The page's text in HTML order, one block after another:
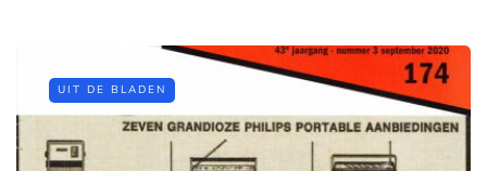
UIT DE BLADEN